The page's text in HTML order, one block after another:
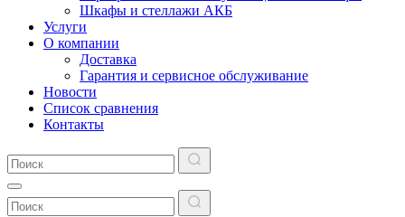
Шкафы и стеллажи АКБ
Услуги
О компании
Доставка
Гарантия и сервисное обслуживание
Новости
Список сравнения
Контакты